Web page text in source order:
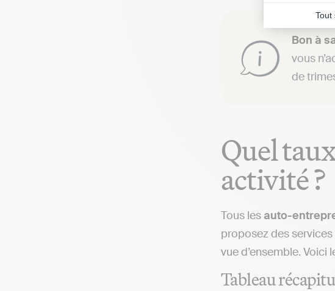
Tout
Bon à
vous
de
Quel
activité ?
Tous les auto-
proposez des
vue d’ensemble.
Tableau